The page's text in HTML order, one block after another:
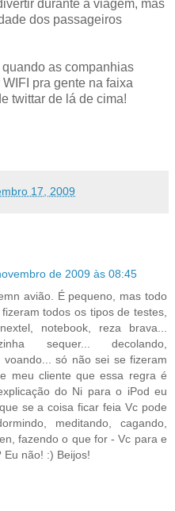
durante a viagem, mas
dos passageiros
as companhias
pra gente na faixa
twittar de lá de cima!
17, 2009
de 2009 às 08:45
avião. É pequeno, mas todo
todos os tipos de testes,
notebook, reza brava...
sequer... decolando,
voando... só não sei se fizeram
meu cliente que essa regra é
do Ni para o iPod eu
se a coisa ficar feia Vc pode
meditando, cagando,
fazendo o que for - Vc para e
Eu não! :) Beijos!